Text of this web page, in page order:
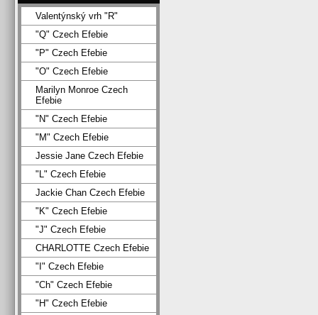
Valentýnský vrh "R"
"Q" Czech Efebie
"P" Czech Efebie
"O" Czech Efebie
Marilyn Monroe Czech
Efebie
"N" Czech Efebie
"M" Czech Efebie
Jessie Jane Czech Efebie
"L" Czech Efebie
Jackie Chan Czech Efebie
"K" Czech Efebie
"J" Czech Efebie
CHARLOTTE Czech Efebie
"I" Czech Efebie
"Ch" Czech Efebie
"H" Czech Efebie